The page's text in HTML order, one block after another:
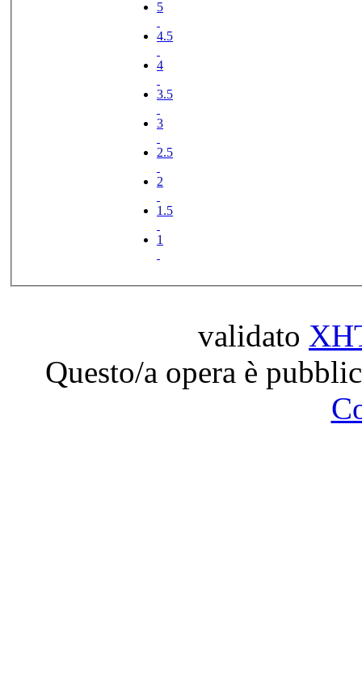
5
4.5
4
3.5
3
2.5
2
1.5
1
validato
Questo/a opera è